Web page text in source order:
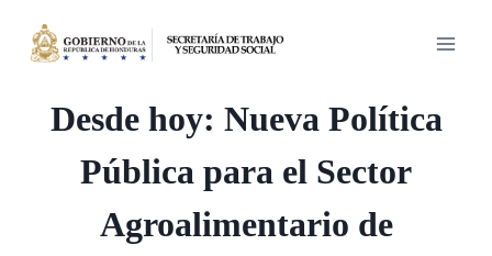
Desde hoy: Nueva Política
Pública para el Sector
Agroalimentario de